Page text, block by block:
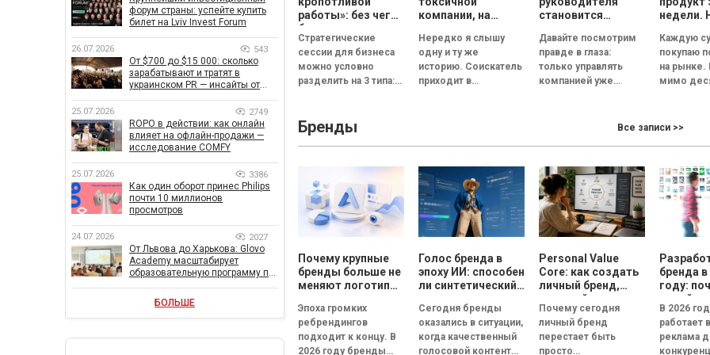
работы»: без чего
бизнесу нет
смысла
проводить
стратегическую
сессию
Стратегические
сессии для бизнеса
можно условно
разделить на 3 типа:
трансформационная.
Неудачная — это
компании, на
обратить
внимание на
собеседовании
Нередко я слышу
одну и ту же
историю. Соискатель
приходит в
становится
репутации
Давайте посмотрим
правде в глаза:
только управлять
компанией уже
должен стать лицом
людей...
недели.
сможет
Каждую
покупаю
на рынке.
мимо
примерно
похожий...
Бренды Все записи >>
Почему крупные
бренды больше не
меняют логотипы
Эпоха громких
ребрендингов
подходит к концу. В
2026 году бренды
Голос бренда в
эпоху ИИ: способен
ли синтетический
эмоции и внушить
доверие, или все
бренды вскоре
Сегодня бренды
оказались в ситуации,
когда качественный
голосовой контент
Personal Value
Core: как создать
личный бренд,
который
способствует
выбору, доверию и
статусу
Почему сегодня
личный бренд
перестает быть
просто
бренда в
году:
дизайн
рекламы
В 2026
работает
реклама
форум страны: успейте купить
билет на Lviv Invest Forum
26.07.2026 543
От $700 до $15 000: сколько
зарабатывают и тратят в
украинском PR — инсайты от
25.07.2026 2749
ROPO в действии: как онлайн
влияет на офлайн-продажи —
исследование COMFY
25.07.2026 3386
Как один оборот принес Philips
почти 10 миллионов
просмотров
24.07.2026 2027
От Львова до Харькова: Glovo
Academy масштабирует
образовательную программу по
бизнеса
БОЛЬШЕ